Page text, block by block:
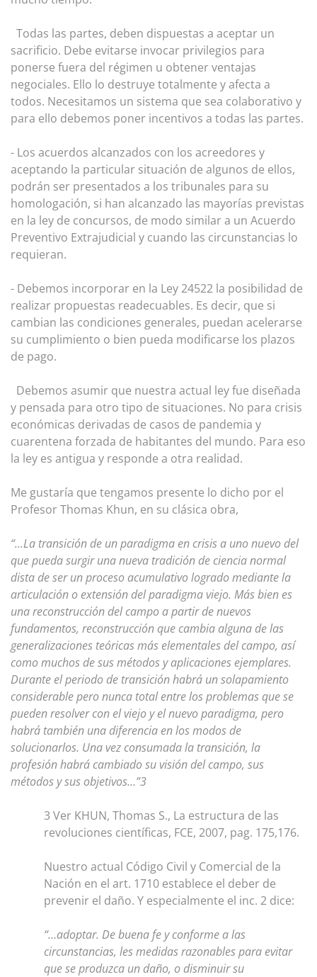
Todas las partes, deben dispuestas a aceptar un
sacrificio. Debe evitarse invocar privilegios para
ponerse fuera del régimen u obtener ventajas
negociales. Ello lo destruye totalmente y afecta a
todos. Necesitamos un sistema que sea colaborativo y
para ello debemos poner incentivos a todas las partes.
- Los acuerdos alcanzados con los acreedores y
aceptando la particular situación de algunos de ellos,
podrán ser presentados a los tribunales para su
homologación, si han alcanzado las mayorías previstas
en la ley de concursos, de modo similar a un Acuerdo
Preventivo Extrajudicial y cuando las circunstancias lo
requieran.
- Debemos incorporar en la Ley 24522 la posibilidad de
realizar propuestas readecuables. Es decir, que si
cambian las condiciones generales, puedan acelerarse
su cumplimiento o bien pueda modificarse los plazos
de pago.
Debemos asumir que nuestra actual ley fue diseñada
y pensada para otro tipo de situaciones. No para crisis
económicas derivadas de casos de pandemia y
cuarentena forzada de habitantes del mundo. Para eso
la ley es antigua y responde a otra realidad.
Me gustaría que tengamos presente lo dicho por el
Profesor Thomas Khun, en su clásica obra,
“…La transición de un paradigma en crisis a uno nuevo del
que pueda surgir una nueva tradición de ciencia normal
dista de ser un proceso acumulativo logrado mediante la
articulación o extensión del paradigma viejo. Más bien es
una reconstrucción del campo a partir de nuevos
fundamentos, reconstrucción que cambia alguna de las
generalizaciones teóricas más elementales del campo, así
como muchos de sus métodos y aplicaciones ejemplares.
Durante el periodo de transición habrá un solapamiento
considerable pero nunca total entre los problemas que se
pueden resolver con el viejo y el nuevo paradigma, pero
habrá también una diferencia en los modos de
solucionarlos. Una vez consumada la transición, la
profesión habrá cambiado su visión del campo, sus
métodos y sus objetivos…”3
3 Ver KHUN, Thomas S., La estructura de las
revoluciones científicas, FCE, 2007, pag. 175,176.
Nuestro actual Código Civil y Comercial de la
Nación en el art. 1710 establece el deber de
prevenir el daño. Y especialmente el inc. 2 dice:
“…adoptar. De buena fe y conforme a las
circunstancias, les medidas razonables para evitar
que se produzca un daño, o disminuir su